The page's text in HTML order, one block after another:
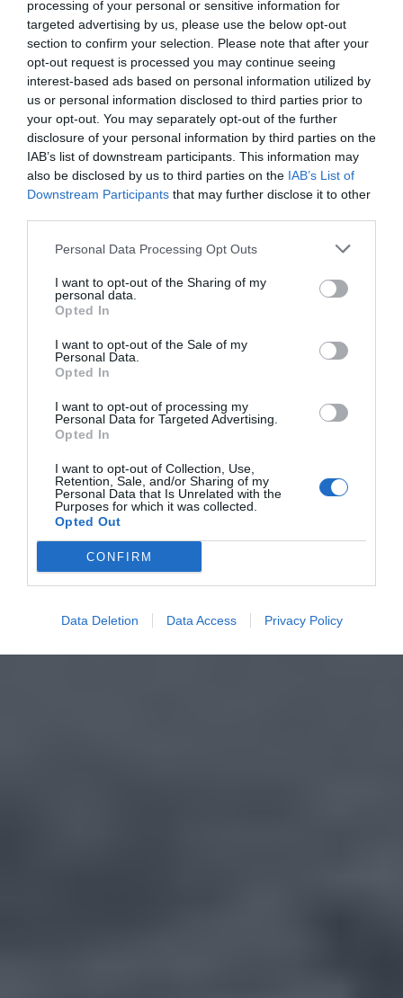
processing of your personal or sensitive information for
targeted advertising by us, please use the below opt-out
section to confirm your selection. Please note that after your
opt-out request is processed you may continue seeing
interest-based ads based on personal information utilized by
us or personal information disclosed to third parties prior to
your opt-out. You may separately opt-out of the further
disclosure of your personal information by third parties on the
IAB’s list of downstream participants. This information may
also be disclosed by us to third parties on the IAB’s List of
Downstream Participants that may further disclose it to other
Personal Data Processing Opt Outs
I want to opt-out of the Sharing of my
personal data.
Opted In
I want to opt-out of the Sale of my
Personal Data.
Opted In
I want to opt-out of processing my
Personal Data for Targeted Advertising.
Opted In
I want to opt-out of Collection, Use,
Retention, Sale, and/or Sharing of my
Personal Data that Is Unrelated with the
Purposes for which it was collected.
Opted Out
CONFIRM
Data Deletion Data Access Privacy Policy